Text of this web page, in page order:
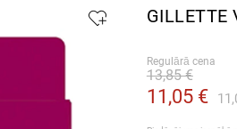
Regulārā cena
11,05 €
13,85 €